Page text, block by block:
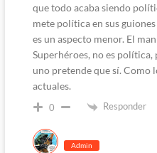
que todo acaba siendo
mete política en sus
es un aspecto menor. El
Superhéroes, no es política,
uno pretende que sí. Como
actuales.
0 Responder
Admin